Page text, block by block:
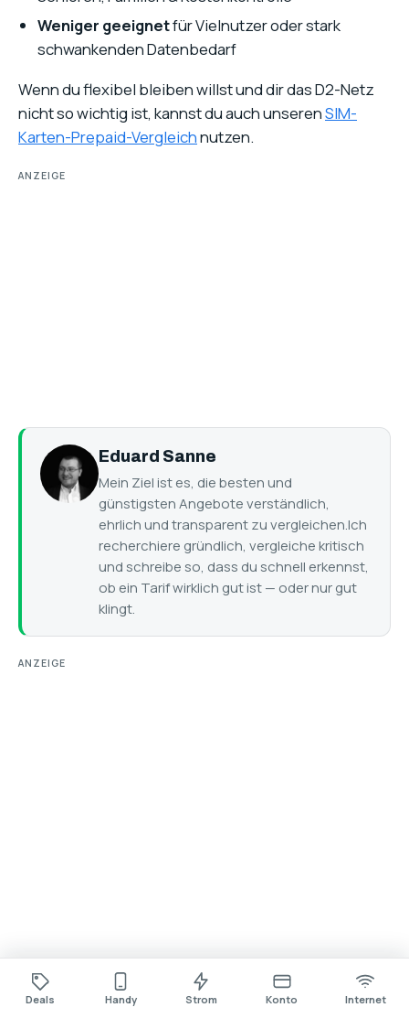
Weniger geeignetfür Vielnutzer oder stark
schwankenden Datenbedarf
Wenn du flexibel bleiben willst und dir das D2-Netz
nicht so wichtig ist, kannst du auch unserenSIM-
Karten-Prepaid-Vergleichnutzen.
ANZEIGE
Eduard Sanne
Mein Ziel ist es, die besten und
günstigsten Angebote verständlich,
ehrlich und transparent zu vergleichen.Ich
recherchiere gründlich, vergleiche kritisch
und schreibe so, dass du schnell erkennst,
ob ein Tarif wirklich gut ist — oder nur gut
klingt.
ANZEIGE
Deals Handy Strom Konto Internet